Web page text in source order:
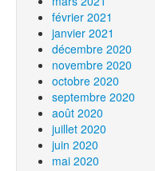
février 2021
janvier 2021
décembre 2020
novembre 2020
octobre 2020
septembre 2020
août 2020
juillet 2020
juin 2020
mai 2020